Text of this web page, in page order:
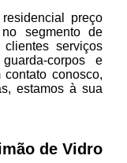
preço
segmento de
serviços
corpos e
conosco,
estamos à sua
de Vidro